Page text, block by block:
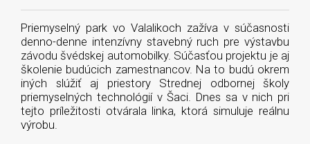
Priemyselný park vo Valalikoch zažíva v súčasnosti
denno-denne intenzívny stavebný ruch pre výstavbu
závodu švédskej automobilky. Súčasťou projektu je aj
školenie budúcich zamestnancov. Na to budú okrem
iných slúžiť aj priestory Strednej odbornej školy
priemyselných technológií v Šaci. Dnes sa v nich pri
tejto príležitosti otvárala linka, ktorá simuluje reálnu
výrobu.